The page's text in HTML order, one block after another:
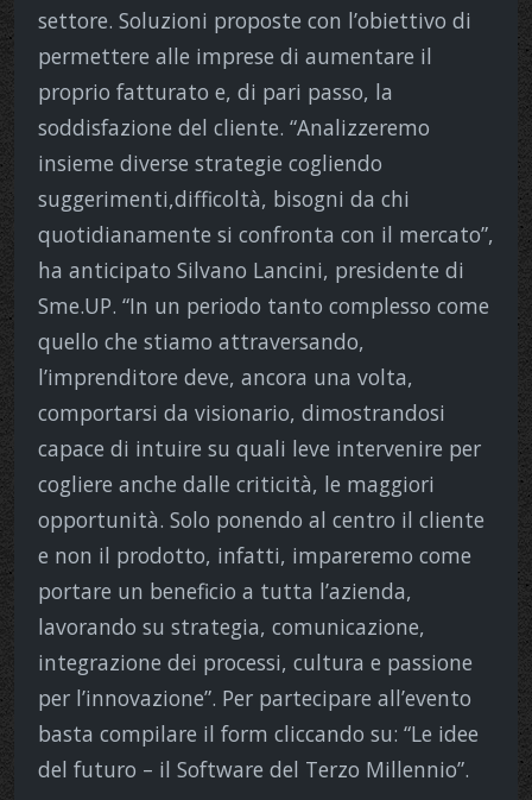
settore. Soluzioni proposte con l’obiettivo di
permettere alle imprese di aumentare il
proprio fatturato e, di pari passo, la
soddisfazione del cliente. “Analizzeremo
insieme diverse strategie cogliendo
suggerimenti,difficoltà, bisogni da chi
quotidianamente si confronta con il mercato”,
ha anticipato Silvano Lancini, presidente di
Sme.UP. “In un periodo tanto complesso come
quello che stiamo attraversando,
l’imprenditore deve, ancora una volta,
comportarsi da visionario, dimostrandosi
capace di intuire su quali leve intervenire per
cogliere anche dalle criticità, le maggiori
opportunità. Solo ponendo al centro il cliente
e non il prodotto, infatti, impareremo come
portare un beneficio a tutta l’azienda,
lavorando su strategia, comunicazione,
integrazione dei processi, cultura e passione
per l’innovazione”. Per partecipare all’evento
basta compilare il form cliccando su: “Le idee
del futuro – il Software del Terzo Millennio”.